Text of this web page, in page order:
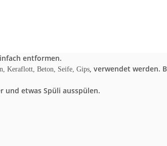
entformen.
Keraflott, Beton, Seife, Gips, verwendet werden.
und etwas Spüli ausspülen.